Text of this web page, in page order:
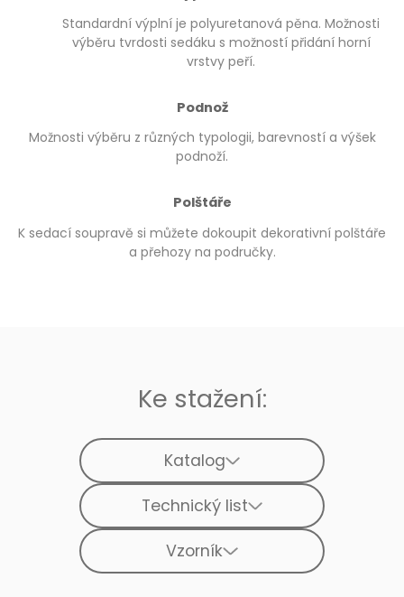
Standardní výplní je polyuretanová pěna. Možnosti
výběru tvrdosti sedáku s možností přidání horní
vrstvy peří.
Podnož
Možnosti výběru z různých typologii, barevností a výšek
podnoží.
Polštáře
K sedací soupravě si můžete dokoupit dekorativní polštáře
a přehozy na područky.
Ke stažení:
Katalog
Technický list
Vzorník